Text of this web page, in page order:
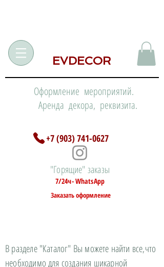
EVDECOR
Оформление мероприятий.
Аренда декора, реквизита.
+7 (903) 741-0627
"Горящие" заказы
7/24ч- WhatsApp
Заказать оформление
В разделе "Каталог" Вы можете найти все,что
необходимо для создания шикарной